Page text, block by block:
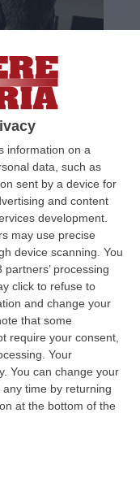
information on a
data, such as
sent by a device for
and content
development.
may use precise
device scanning. You
processing
click to refuse to
and change your
that some
require your consent,
Your
You can change your
time by returning
at the bottom of the
Chi è
calabresi»
gestito
e
ancora